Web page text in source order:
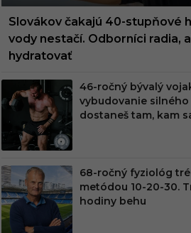
Slovákov čakajú 40-stupňové
vody nestačí. Odborníci radia,
hydratovať
46-ročný bývalý
vybudovanie silného
dostaneš tam, kam
68-ročný fyziológ
metódou 10-20-30.
hodiny behu